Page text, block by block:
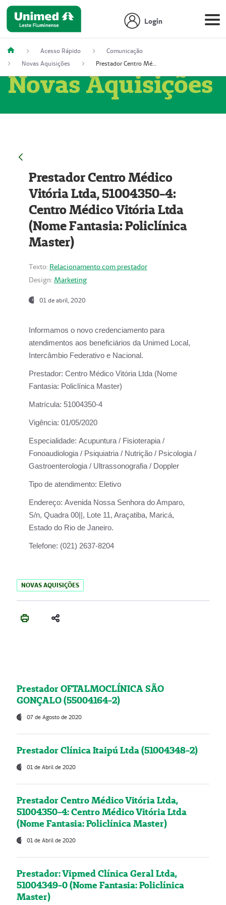
Login
Acesso Rápido
Comunicação
Novas Aquisições
Prestador Centro Médico Vitória Ltda, 51004350-4: Centro Médico Vitória Ltda (Nome Fantasia: Policlínica Master)
Novas Aquisições
Prestador Centro Médico
Vitória Ltda, 51004350-4:
Centro Médico Vitória Ltda
(Nome Fantasia: Policlínica
Master)
Texto: Relacionamento com prestador
Design: Marketing
01 de abril, 2020
Informamos o novo credenciamento para
atendimentos aos beneficiários da Unimed Local,
Intercâmbio Federativo e Nacional.
Prestador: Centro Médico Vitória Ltda (Nome
Fantasia: Policlínica Master)
Matrícula: 51004350-4
Vigência: 01/05/2020
Especialidade: Acupuntura / Fisioterapia /
Fonoaudiologia / Psiquiatria / Nutrição / Psicologia /
Gastroenterologia / Ultrassonografia / Doppler
Tipo de atendimento: Eletivo
Endereço: Avenida Nossa Senhora do Amparo,
S/n, Quadra 00||, Lote 11, Araçatiba, Maricá,
Estado do Rio de Janeiro.
Telefone: (021) 2637-8204
NOVAS AQUISIÇÕES
Prestador OFTALMOCLÍNICA SÃO
GONÇALO (55004164-2)
07 de Agosto de 2020
Prestador Clínica Itaipú Ltda (51004348-2)
01 de Abril de 2020
Prestador Centro Médico Vitória Ltda,
51004350-4: Centro Médico Vitória Ltda
(Nome Fantasia: Policlínica Master)
01 de Abril de 2020
Prestador: Vipmed Clínica Geral Ltda,
51004349-0 (Nome Fantasia: Policlínica
Master)